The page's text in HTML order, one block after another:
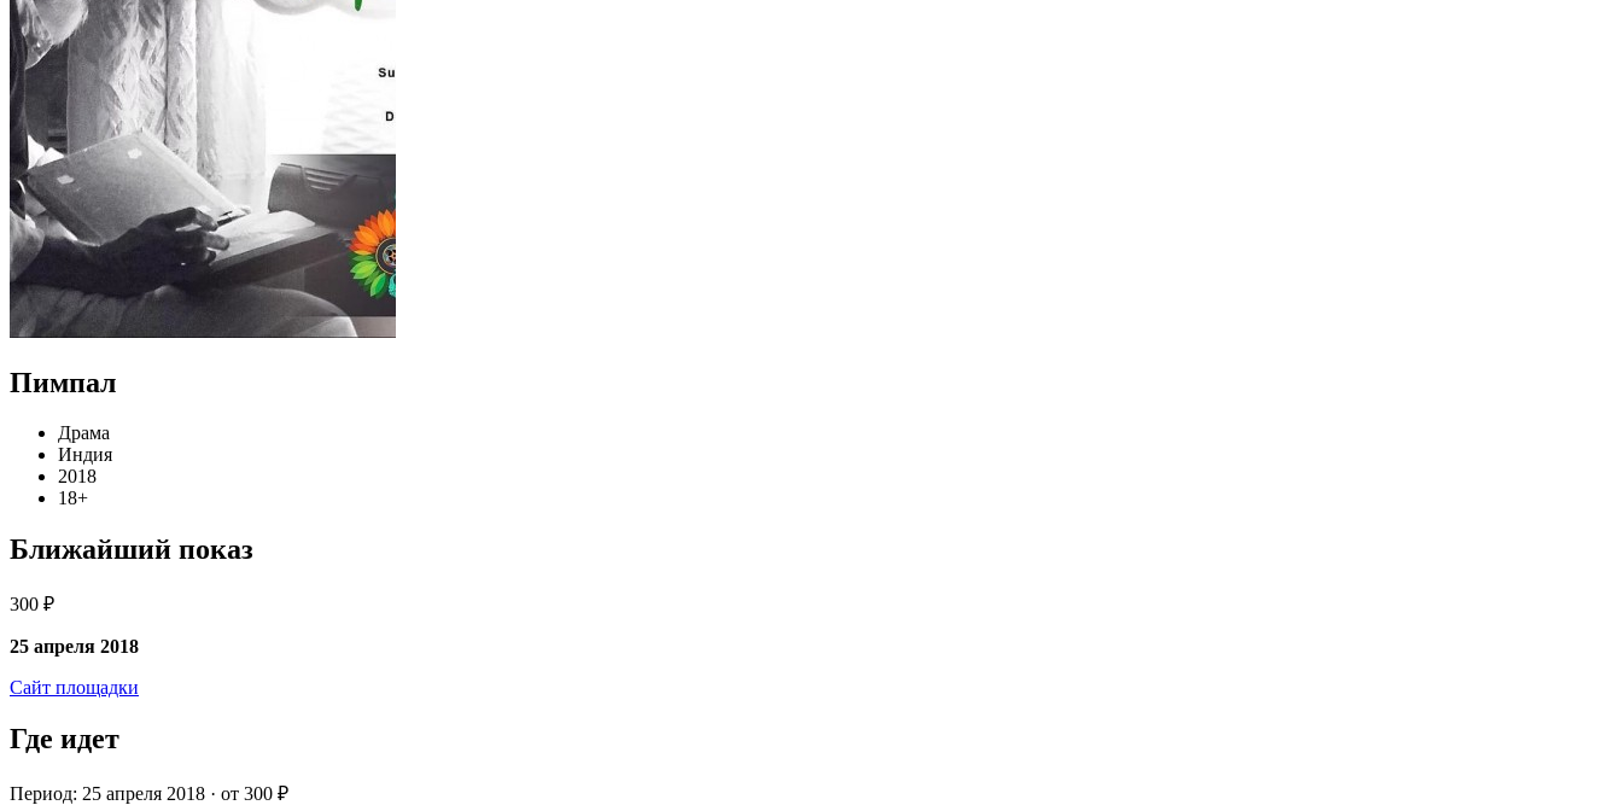
Пимпал
Драма
Индия
2018
18+
Ближайший показ
300 ₽
25 апреля 2018
Сайт площадки
Где идет
Период: 25 апреля 2018 · от 300 ₽